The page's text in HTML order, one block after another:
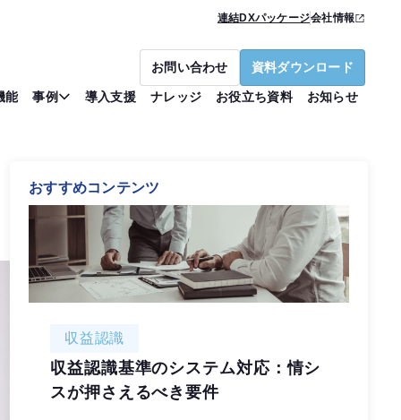
連結DXパッケージ会社情報
能 事例 導入支援 ナレッジ お役立ち資料 お知らせ
お問い合わせ 資料ダウンロード
おすすめコンテンツ
収益認識
収益認識基準のシステム対応：情シ
スが押さえるべき要件